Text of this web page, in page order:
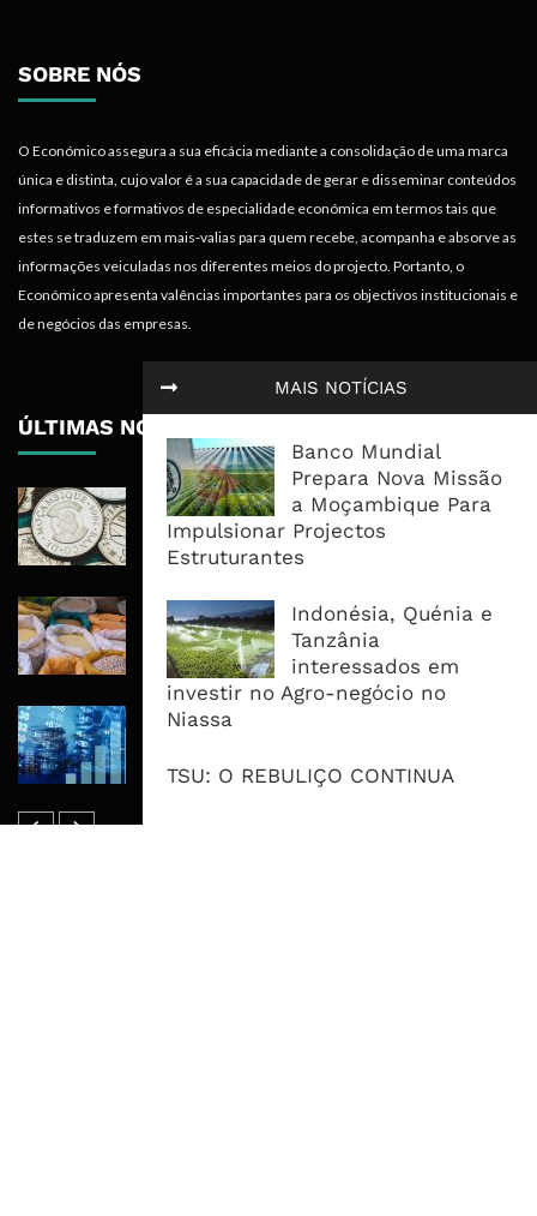
MAIS NOTÍCIAS
Banco Mundial
Prepara Nova Missão
a Moçambique Para
Impulsionar Projectos
Estruturantes
Indonésia, Quénia e
Tanzânia
interessados em
investir no Agro-negócio no
Niassa
TSU: O REBULIÇO CONTINUA
SOBRE NÓS
O Económico assegura a sua eficácia mediante a consolidação de uma marca
única e distinta, cujo valor é a sua capacidade de gerar e disseminar conteúdos
informativos e formativos de especialidade económica em termos tais que
estes se traduzem em mais-valias para quem recebe, acompanha e absorve as
informações veiculadas nos diferentes meios do projecto. Portanto, o
Económico apresenta valências importantes para os objectivos institucionais e
de negócios das empresas.
ÚLTIMAS NOTÍCIAS
Economia Moçambicana Procura
Recuperar em 2026, Mas Crédito,
Dívida e Divisas Limitam Aceleração
Commodities Agrícolas Entram Numa
Nova Fase de Risco Após Meses de
Oferta Confortável
Dívida Pública Sobe Para 75,2% do
Endividamento Interno